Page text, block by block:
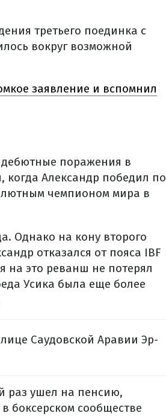
третьего поединка с
вокруг возможной
заявление и вспомнил
поражения в
когда Александр победил по
чемпионом мира в
Однако на кону второго
отказался от пояса IBF
на это реванш не потерял
Усика была еще более
Саудовской Аравии Эр-
раз ушел на пенсию,
боксерском сообществе